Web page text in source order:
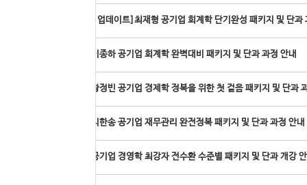
[신규과정 업데이트]최재형 공기업 회계학 단기완성 패키지 및 단과
[온라인]이종하 공기업 회계학 완벽대비 패키지 및 단과 과정 안내
[온라인]황정빈 공기업 경제학 정복을 위한 첫 걸음 패키지 및 단과
[온라인]지한송 공기업 재무관리 완전정복 패키지 및 단과 과정 안내
[온라인]공기업 경영학 최강자 전수환 수준별 패키지 및 단과 개강